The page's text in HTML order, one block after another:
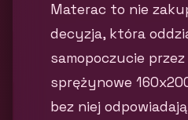
Materac to nie
decyzja, która
samopoczucie
sprężynowe
bez niej